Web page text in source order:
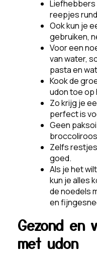
Liefhebbers
reepjes
Ook kun je
gebruiken,
Voor een
van water,
pasta en
Kook de
udon toe op
Zo krijg je
perfect is
Geen
Zelfs
goed.
Als je het
kun je alles
de noedels
en
Gezond en
met udon